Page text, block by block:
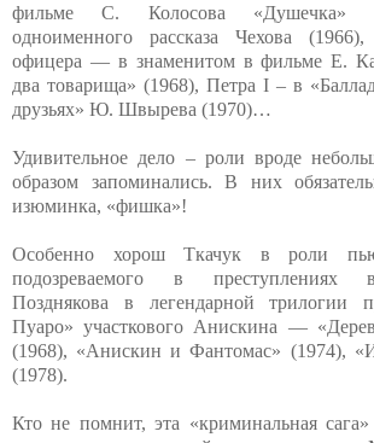
фильме С. Колосова «Душечка»
одноименного рассказа Чехова (1966),
офицера — в знаменитом в фильме Е.
два товарища» (1968), Петра I – в
друзьях» Ю. Швырева (1970)…
Удивительное дело – роли вроде
образом запоминались. В них
изюминка, «фишка»!
Особенно хорош Ткачук в роли
подозреваемого в преступлениях
Позднякова в легендарной трилогии
Пуаро» участкового Анискина —
(1968), «Анискин и Фантомас» (1974),
(1978).
Кто не помнит, эта «криминальная